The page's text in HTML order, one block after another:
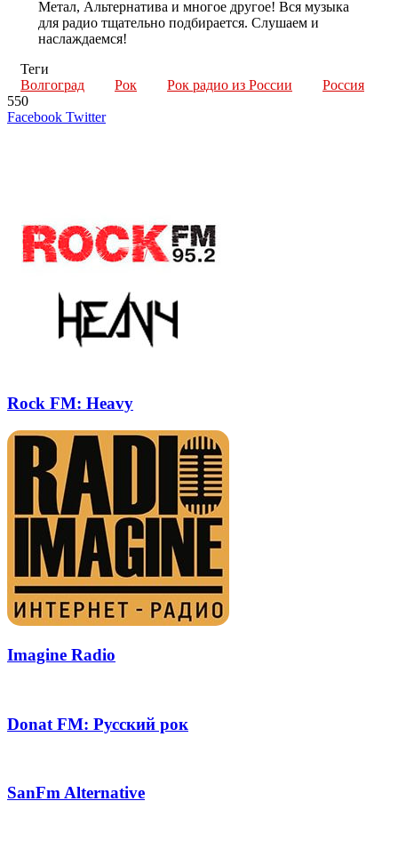
Метал, Альтернатива и многое другое! Вся музыка
для радио тщательно подбирается. Слушаем и
наслаждаемся!
Теги
Волгоград
Рок Рок радио из России
Россия
550
Facebook TwitterLinkedIn
Tumblr
Reddit
Вконтакте
Одноклассники
Skype
Messenger
Messenger
WhatsApp
Telegram
Viber
Line
Поделиться
Печатать
Rock FM: Heavy
Imagine Radio
Donat FM: Русский рок
SanFm Alternative